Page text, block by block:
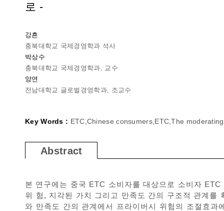
로 -
강흔
충북대학교 국제경영학과 석사
박상수
충북대학교 국제경영학과, 교수
양연
전남대학교 글로벌경영학과, 조교수
Key Words : ETC,Chinese consumers,ETC,The
Abstract
본 연구에는 중국 ETC 소비자를 대상으로 소비자
위 험, 지각된 가치 그리고 만족도 간의 구조적 관계
와 만족도 간의 관계에서 프라이버시 위험의 조절효